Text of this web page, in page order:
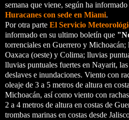
semana que viene, según ha informado
Huracanes con sede en Miami.
Por otra parte El Servicio
informado en su ultimo boletín que
torrenciales en Guerrero y Michoacán;
Oaxaca (oeste) y Colima; lluvias
lluvias puntuales fuertes en Nayarit,
deslaves e inundaciones. Viento con
oleaje de 3 a 5 metros de altura en
Michoacán, así como viento con
2 a 4 metros de altura en costas de
trombas marinas en costas desde